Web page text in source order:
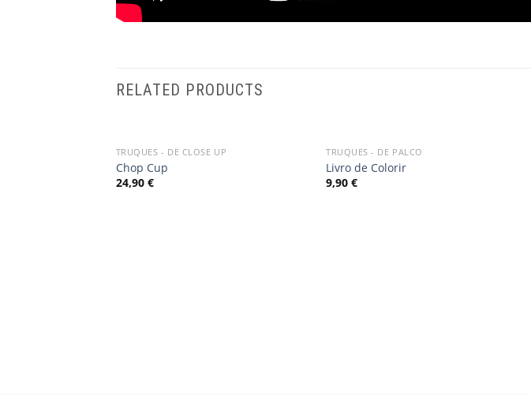
RELATED PRODUCTS
TRUQUES - DE CLOSE UP
Chop Cup
24,90 €
TRUQUES - DE PALCO
Livro de Colorir
9,90€